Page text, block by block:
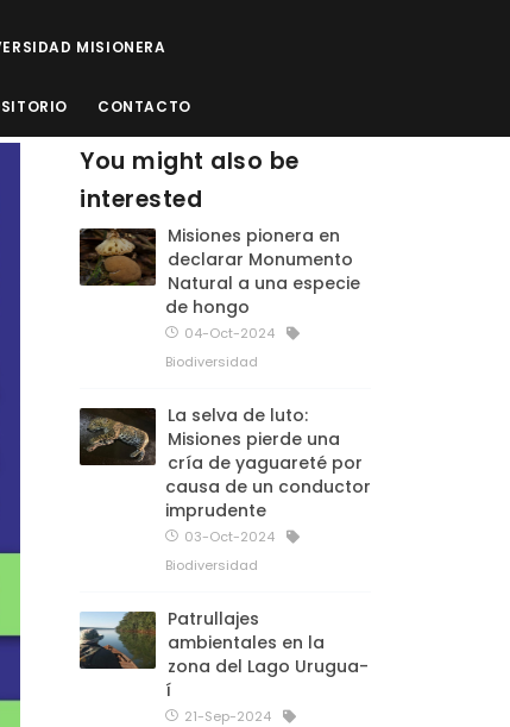
MISIONERA
CONTACTO
You might also be
interested
Misiones pionera en
declarar Monumento
Natural a una especie
de hongo
04-Oct-2024
Biodiversidad
La selva de luto:
Misiones pierde una
cría de yaguareté por
causa de un conductor
imprudente
03-Oct-2024
Biodiversidad
Patrullajes
ambientales en la
zona del Lago Urugua-
í
21-Sep-2024